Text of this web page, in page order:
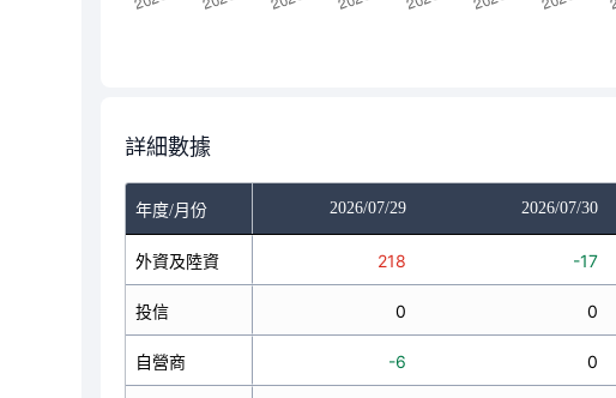
詳細數據
年度/月份
2026/07/28 2026/07/29 2026/07/30
外資及陸資
投信
自營商
30 218 -17
0 0
-6 0